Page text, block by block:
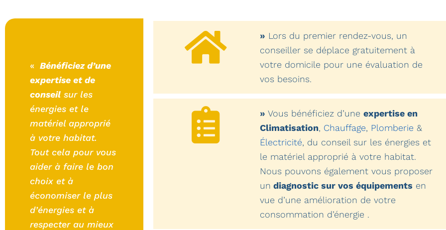
« Bénéficiez d’une
expertise et de
conseil sur les
énergies et le
matériel approprié
à votre habitat.
Tout cela pour vous
aider à faire le bon
choix et à
économiser le plus
d’énergies et à
respecter au mieux
» Lors du premier rendez-vous, un
conseiller se déplace gratuitement à
votre domicile pour une évaluation de
vos besoins.
» Vous bénéficiez d’une expertise en
Climatisation, Chauffage, Plomberie &
Électricité, du conseil sur les énergies et
le matériel approprié à votre habitat.
Nous pouvons également vous proposer
un diagnostic sur vos équipements en
vue d’une amélioration de votre
consommation d’énergie .